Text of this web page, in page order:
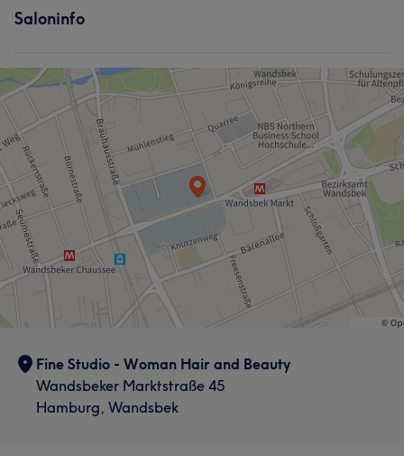
Saloninfo
Fine Studio - Woman Hair and Beauty
Wandsbeker Marktstraße 45
Hamburg, Wandsbek